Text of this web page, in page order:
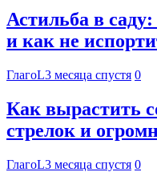
Астильба в
и как не
ГлагоL3 месяца спустя 0
Как вырастить
стрелок и
ГлагоL3 месяца спустя 0